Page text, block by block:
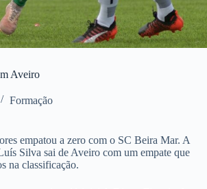
Aveiro
Formação
empatou a zero com o SC Beira Mar. A
Silva sai de Aveiro com um empate que
na classificação.